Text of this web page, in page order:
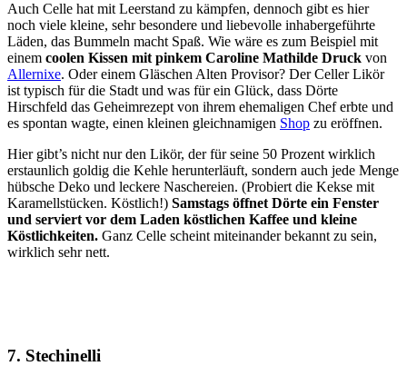
Auch Celle hat mit Leerstand zu kämpfen, dennoch gibt es hier
noch viele kleine, sehr besondere und liebevolle inhabergeführte
Läden, das Bummeln macht Spaß. Wie wäre es zum Beispiel mit
einem coolen Kissen mit pinkem Caroline Mathilde Druck von
Allernixe. Oder einem Gläschen Alten Provisor? Der Celler Likör
ist typisch für die Stadt und was für ein Glück, dass Dörte
Hirschfeld das Geheimrezept von ihrem ehemaligen Chef erbte und
es spontan wagte, einen kleinen gleichnamigen Shop zu eröffnen.
Hier gibt’s nicht nur den Likör, der für seine 50 Prozent wirklich
erstaunlich goldig die Kehle herunterläuft, sondern auch jede Menge
hübsche Deko und leckere Naschereien. (Probiert die Kekse mit
Karamellstücken. Köstlich!) Samstags öffnet Dörte ein Fenster
und serviert vor dem Laden köstlichen Kaffee und kleine
Köstlichkeiten. Ganz Celle scheint miteinander bekannt zu sein,
wirklich sehr nett.
7. Stechinelli